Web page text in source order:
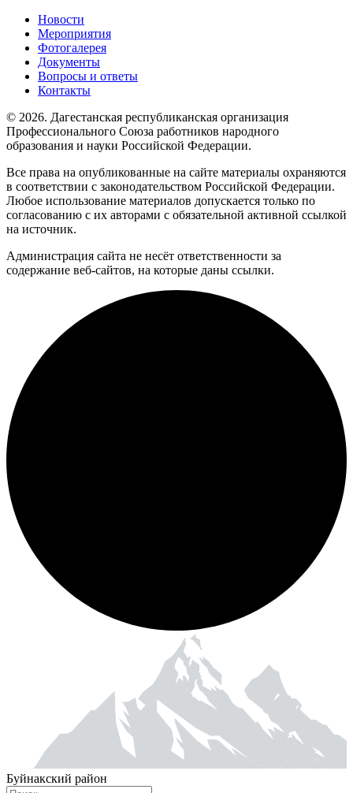
Новости
Мероприятия
Фотогалерея
Документы
Вопросы и ответы
Контакты
© 2026. Дагестанская республиканская организация
Профессионального Союза работников народного
образования и науки Российской Федерации.
Все права на опубликованные на сайте материалы охраняются
в соответствии с законодательством Российской Федерации.
Любое использование материалов допускается только по
согласованию с их авторами с обязательной активной ссылкой
на источник.
Администрация сайта не несёт ответственности за
содержание веб-сайтов, на которые даны ссылки.
Буйнакский район